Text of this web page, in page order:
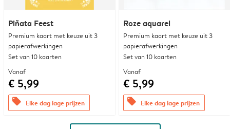
Piñata Feest
Premium kaart met keuze uit 3
papierafwerkingen
Set van 10 kaarten
Vanaf
€ 5,99
offers Elke dag lage prijzen
Roze aquarel
Premium kaart met keuze uit 3
papierafwerkingen
Set van 10 kaarten
Vanaf
€ 5,99
offers Elke dag lage prijzen